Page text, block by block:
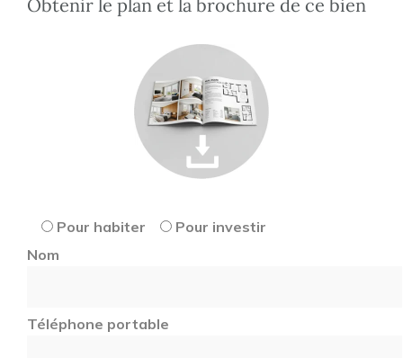
Obtenir le plan et la brochure de ce bien
Pour habiter
Pour investir
Nom
Téléphone portable